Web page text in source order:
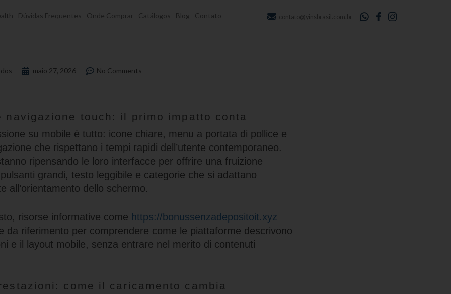
Dúvidas Frequentes Onde Comprar Catálogos Blog Contato contato@yinsbrasil.com.br
maio 27, 2026 No Comments
navigazione touch: il primo impatto conta
su mobile è tutto: icone chiare, menu a portata di pollice e
che rispettano i tempi rapidi dell’utente contemporaneo.
ripensando le loro interfacce per offrire una fruizione
grandi, testo leggibile e categorie che si adattano
all’orientamento dello schermo.
risorse informative come https://bonussenzadepositoit.xyz
da riferimento per comprendere come le piattaforme descrivono
e il layout mobile, senza entrare nel merito di contenuti
come il caricamento cambia